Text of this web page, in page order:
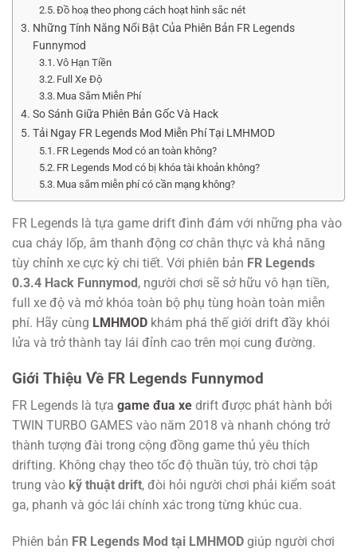
Đồ hoạ theo phong cách hoạt hình sắc nét
Những Tính Năng Nổi Bật Của Phiên Bản FR Legends
Funnymod
Vô Hạn Tiền
Full Xe Độ
Mua Sắm Miễn Phí
So Sánh Giữa Phiên Bản Gốc Và Hack
Tải Ngay FR Legends Mod Miễn Phí Tại LMHMOD
FR Legends Mod có an toàn không?
FR Legends Mod có bị khóa tài khoản không?
Mua sắm miễn phí có cần mạng không?
FR Legends là tựa game drift đình đám với những pha vào
cua cháy lốp, âm thanh động cơ chân thực và khả năng
tùy chỉnh xe cực kỳ chi tiết. Với phiên bản FR Legends
0.3.4 Hack Funnymod , người chơi sẽ sở hữu vô hạn tiền,
full xe độ và mở khóa toàn bộ phụ tùng hoàn toàn miễn
phí. Hãy cùng LMHMOD khám phá thế giới drift đầy khói
lửa và trở thành tay lái đỉnh cao trên mọi cung đường.
Giới Thiệu Về FR Legends Funnymod
FR Legends là tựa game đua xe drift được phát hành bởi
TWIN TURBO GAMES vào năm 2018 và nhanh chóng trở
thành tượng đài trong cộng đồng game thủ yêu thích
drifting. Không chạy theo tốc độ thuần túy, trò chơi tập
trung vào kỹ thuật drift, đòi hỏi người chơi phải kiểm soát
ga, phanh và góc lái chính xác trong từng khúc cua.
Phiên bản FR Legends Mod tại LMHMOD giúp người chơi